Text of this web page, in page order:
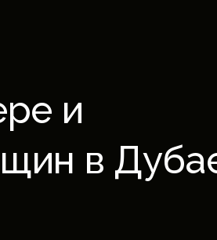
и
в